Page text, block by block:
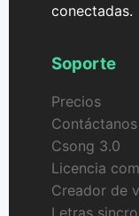
conectadas.
Soporte
Precios
Contáctanos
Csong 3.0
Licencia
Creador de
Letras